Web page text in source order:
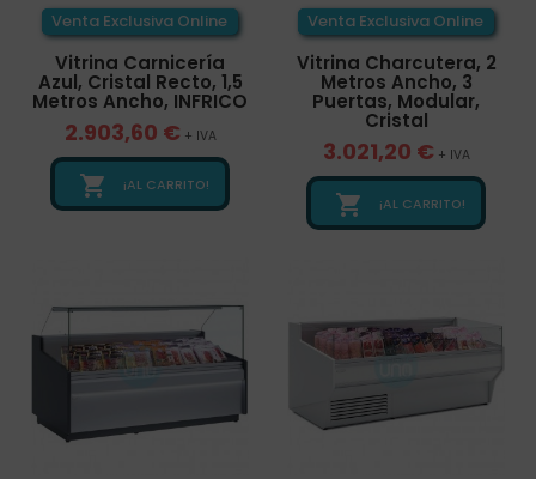
Venta Exclusiva Online
Vitrina Carnicería
Azul, Cristal Recto, 1,5
Metros Ancho, INFRICO
2.903,60 € + IVA
 ¡AL CARRITO!
Venta Exclusiva Online
Vitrina Charcutera, 2
Metros Ancho, 3
Puertas, Modular,
Cristal
3.021,20 € + IVA
 ¡AL CARRITO!